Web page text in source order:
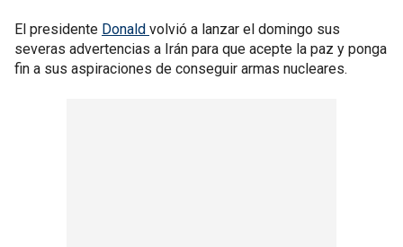
El presidente Donald volvió a lanzar el domingo sus
severas advertencias a Irán para que acepte la paz y ponga
fin a sus aspiraciones de conseguir armas nucleares.